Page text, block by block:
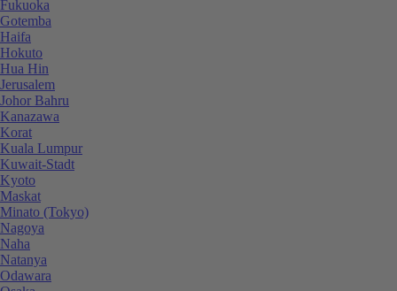
Fukuoka
Gotemba
Haifa
Hokuto
Hua Hin
Jerusalem
Johor Bahru
Kanazawa
Korat
Kuala Lumpur
Kuwait-Stadt
Kyoto
Maskat
Minato (Tokyo)
Nagoya
Naha
Natanya
Odawara